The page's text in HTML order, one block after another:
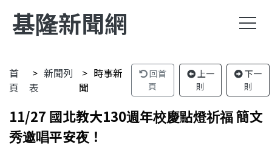
基隆新聞網
首
頁
新聞列
表
時事新
聞
回首
頁
上一
則
下一
則
11/27 國北教大130週年校慶點燈祈福 簡文
秀邀唱平安夜！